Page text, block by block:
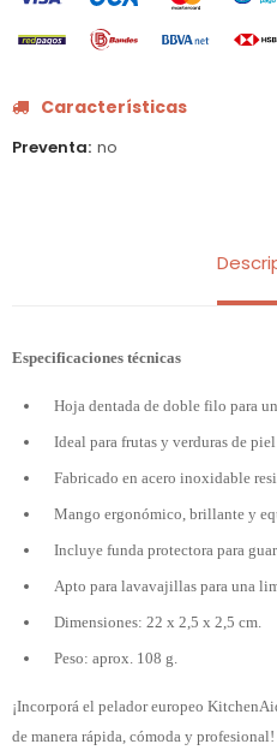
Características
Preventa no
Especificaciones técnicas
Hoja dentada de doble filo para
Ideal para frutas y verduras de
Fabricado en acero inoxidable
Mango ergonómico, brillante y
Incluye funda protectora para
Apto para lavavajillas para una
Dimensiones: 22 x 2,5 x 2,5 cm.
Peso: aprox. 108 g.
¡Incorporá el pelador europeo
de manera rápida, cómoda y profesional!